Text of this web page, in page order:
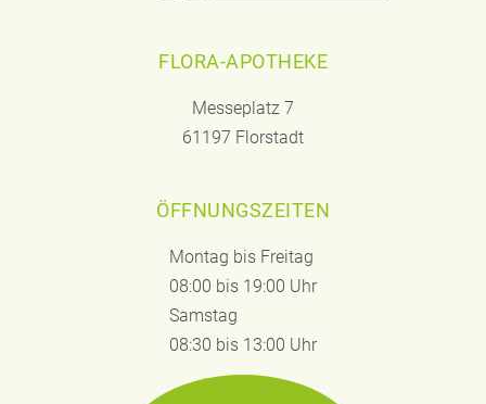
FLORA-APOTHEKE
Messeplatz 7
61197 Florstadt
ÖFFNUNGSZEITEN
Montag bis Freitag
08:00 bis 19:00 Uhr
Samstag
08:30 bis 13:00 Uhr